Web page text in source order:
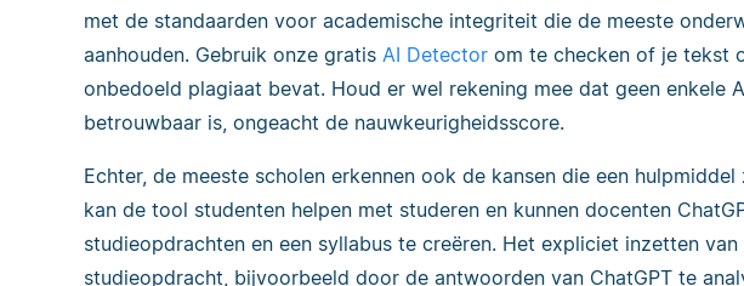
met de standaarden voor academische integriteit die de meeste
aanhouden. Gebruik onze gratis AI Detector om te checken of je tekst
onbedoeld plagiaat bevat. Houd er wel rekening mee dat geen enkele
betrouwbaar is, ongeacht de nauwkeurigheidsscore.
Echter, de meeste scholen erkennen ook de kansen die een
kan de tool studenten helpen met studeren en kunnen docenten
studieopdrachten en een syllabus te creëren. Het expliciet inzetten van
studieopdracht, bijvoorbeeld door de antwoorden van ChatGPT te